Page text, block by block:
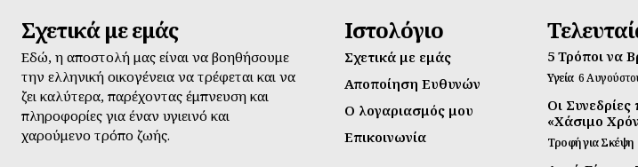
Σχετικά με εμάς
Εδώ, η αποστολή μας είναι να βοηθήσουμε
την ελληνική οικογένεια να τρέφεται και να
ζει καλύτερα, παρέχοντας έμπνευση και
πληροφορίες για έναν υγιεινό και
χαρούμενο τρόπο ζωής.
Ιστολόγιο
Σχετικά με εμάς
Αποποίηση Ευθυνών
Ο λογαριασμός μου
Επικοινωνία
5 Τρόποι να
Υγεία 6
Οι
«Χάσιμο
Τροφή για Σκέψη